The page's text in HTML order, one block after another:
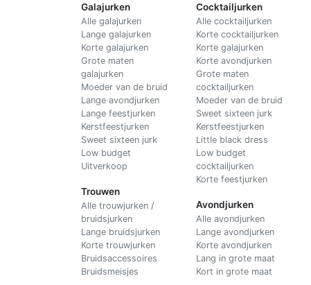
Galajurken
Alle galajurken
Lange galajurken
Korte galajurken
Grote maten
galajurken
Moeder van de bruid
Lange avondjurken
Lange feestjurken
Kerstfeestjurken
Sweet sixteen jurk
Low budget
Uitverkoop
Trouwen
Alle trouwjurken /
bruidsjurken
Lange bruidsjurken
Korte trouwjurken
Bruidsaccessoires
Bruidsmeisjes
Cocktailjurken
Alle cocktailjurken
Korte cocktailjurken
Korte galajurken
Korte avondjurken
Grote maten
cocktailjurken
Moeder van de bruid
Sweet sixteen jurk
Kerstfeestjurken
Little black dress
Low budget
cocktailjurken
Korte feestjurken
Avondjurken
Alle avondjurken
Lange avondjurken
Korte avondjurken
Lang in grote maat
Kort in grote maat